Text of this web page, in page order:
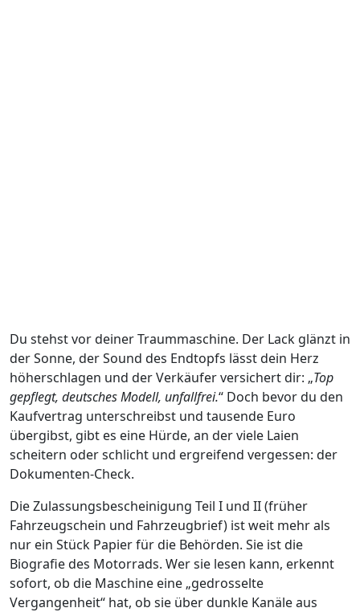
Du stehst vor deiner Traummaschine. Der Lack glänzt in
der Sonne, der Sound des Endtopfs lässt dein Herz
höherschlagen und der Verkäufer versichert dir: „Top
gepflegt, deutsches Modell, unfallfrei.“ Doch bevor du den
Kaufvertrag unterschreibst und tausende Euro
übergibst, gibt es eine Hürde, an der viele Laien
scheitern oder schlicht und ergreifend vergessen: der
Dokumenten-Check.
Die Zulassungsbescheinigung Teil I und II (früher
Fahrzeugschein und Fahrzeugbrief) ist weit mehr als
nur ein Stück Papier für die Behörden. Sie ist die
Biografie des Motorrads. Wer sie lesen kann, erkennt
sofort, ob die Maschine eine „gedrosselte
Vergangenheit“ hat, ob sie über dunkle Kanäle aus